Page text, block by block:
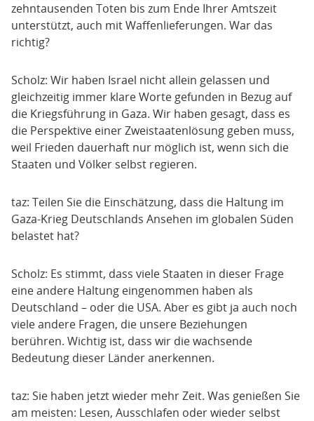
zehntausenden Toten bis zum Ende Ihrer Amtszeit
unterstützt, auch mit Waffenlieferungen. War das
richtig?
Scholz: Wir haben Israel nicht allein gelassen und
gleichzeitig immer klare Worte gefunden in Bezug auf
die Kriegsführung in Gaza. Wir haben gesagt, dass es
die Perspektive einer Zweistaatenlösung geben muss,
weil Frieden dauerhaft nur möglich ist, wenn sich die
Staaten und Völker selbst regieren.
taz: Teilen Sie die Einschätzung, dass die Haltung im
Gaza-Krieg Deutschlands Ansehen im globalen Süden
belastet hat?
Scholz: Es stimmt, dass viele Staaten in dieser Frage
eine andere Haltung eingenommen haben als
Deutschland – oder die USA. Aber es gibt ja auch noch
viele andere Fragen, die unsere Beziehungen
berühren. Wichtig ist, dass wir die wachsende
Bedeutung dieser Länder anerkennen.
taz: Sie haben jetzt wieder mehr Zeit. Was genießen Sie
am meisten: Lesen, Ausschlafen oder wieder selbst